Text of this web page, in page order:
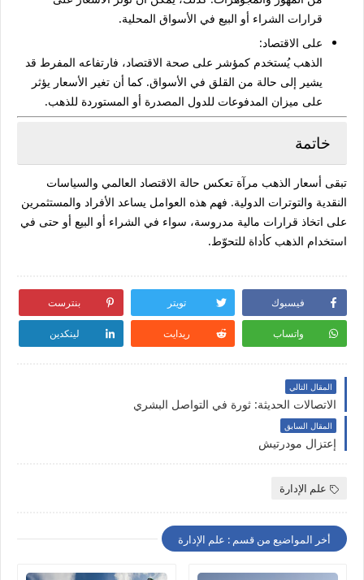
قرارات الشراء أو البيع في الأسواق المحلية.
على الاقتصاد:
الذهب يُستخدم كمؤشر على صحة الاقتصاد، فارتفاعه المفرط قد
يشير إلى حالة من القلق في الأسواق. كما أن تغير الأسعار يؤثر
على ميزان المدفوعات للدول المصدرة أو المستوردة للذهب.
خاتمة
تبقى أسعار الذهب مرآة تعكس حالة الاقتصاد العالمي والسياسات
النقدية والتوترات الدولية. فهم هذه العوامل يساعد الأفراد والمستثمرين
على اتخاذ قرارات مالية مدروسة، سواء في الشراء أو البيع أو حتى في
استخدام الذهب كأداة للتحوّط.
فيسبوك تويتر بنترست
واتساب ريدايت لينكدين
المقال التالي
الاتصالات الحديثة: ثورة في التواصل البشري
المقال السابق
إعتزال مودرتيش
علم الإدارة
أخر المواضيع من قسم : علم الإدارة